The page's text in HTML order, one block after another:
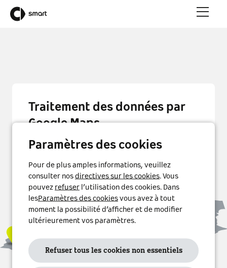
Traitement des données par
Google Maps
Nous avons besoin de votre consentement pour
afficher la carte Google Maps sur cette page. Si
vous donnez votre consentement, Google Ireland
traitera des données personnelles telles que votre
adresse IP et des informations sur la manière dont
vous utilisez la carte. Nous enregistrerons
également votre consentement dans un cookie.
Vous pouvez révoquer votre consentement à tout
moment avec effet futur en cliquant sur l'icône « i
» à droite. De plus amples informations sont
disponibles dans notre politique de
confidentialité.
Paramètres des cookies
Pour de plus amples informations, veuillez
consulter nos directives sur les cookies. Vous
pouvez refuser l’utilisation des cookies. Dans
lesParamètres des cookies vous avez à tout
moment la possibilité d’afficher et de modifier
ultérieurement vos paramètres.
Refuser tous les cookies non essentiels